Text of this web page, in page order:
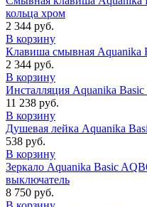
кольца хром
2 344 руб.
В корзину
Клавиша смывная Aquanika
2 344 руб.
В корзину
Инсталляция Aquanika Basic
11 238 руб.
В корзину
Душевая лейка Aquanika
538 руб.
В корзину
Зеркало Aquanika Basic
выключатель
8 750 руб.